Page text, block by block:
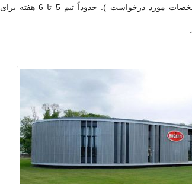
ماه طول می كشد (بسته به مشخصات مورد درخواست ). حدوداً تیم 5 تا 6 هفته برای